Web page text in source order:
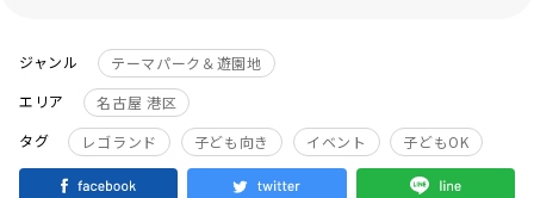
ジャンル
テーマパーク＆遊園地
エリア
名古屋 港区
タグ
レゴランド 子ども向き イベント 子どもOK